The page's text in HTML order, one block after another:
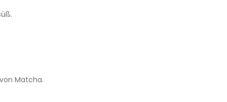
Matcha.